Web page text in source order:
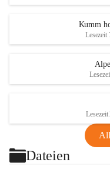
Kumm
Lesezeit
Dateien